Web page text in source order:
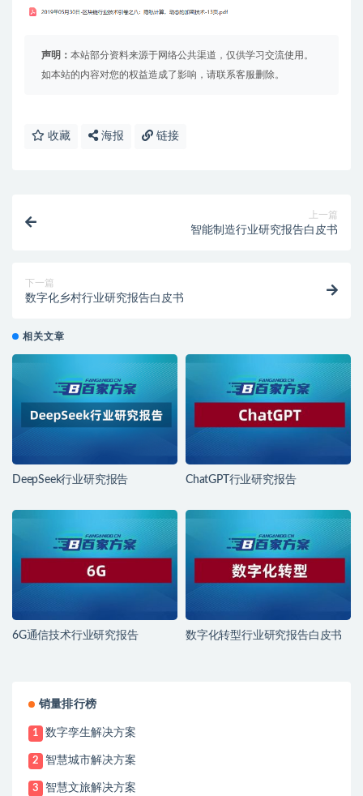
声明： 本站部分资料来源于网络公共渠道，仅供学习交流使用。
如本站的内容对您的权益造成了影响，请联系客服删除。
收藏 海报 链接
上一篇
智能制造行业研究报告白皮书
下一篇
数字化乡村行业研究报告白皮书
相关文章
DeepSeek行业研究报告 ChatGPT行业研究报告
6G通信技术行业研究报告 数字化转型行业研究报告白皮书
销量排行榜
1 数字孪生解决方案
2 智慧城市解决方案
3 智慧文旅解决方案